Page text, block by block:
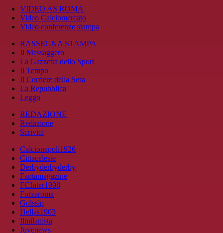
VIDEO AS ROMA
Video Calciomercato
Video conferenze stampa
RASSEGNA STAMPA
Il Messaggero
La Gazzetta dello Sport
Il Tempo
Il Corriere della Sera
La Repubblica
Leggo
REDAZIONE
Redazione
Scrivici
Calcionapoli1926
Cittaceleste
Derbyderbyderby
Fantamagazine
FCInter1908
Forzaroma
Golssip
Hellas1903
Ilmilanista
Juvenews